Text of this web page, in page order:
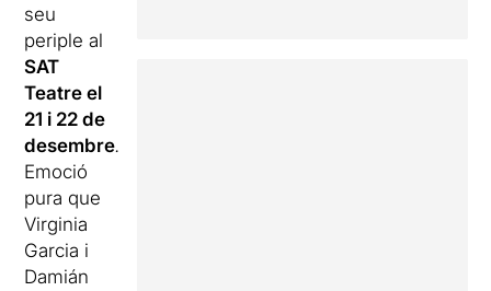
seu
periple al
SAT
Teatre el
21 i 22 de
desembre.
Emoció
pura que
Virginia
Garcia i
Damián